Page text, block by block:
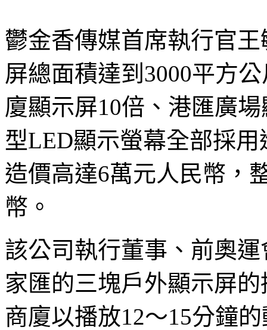
鬱金香傳媒首席執行官
屏總面積達到3000平方
廈顯示屏10倍、港匯廣
型LED顯示螢幕全部採
造價高達6萬元人民幣，
幣。
該公司執行董事、前奧
家匯的三塊戶外顯示屏
商廈以播放12～15分鐘